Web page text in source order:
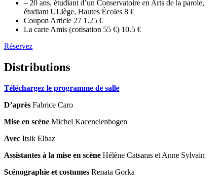
– 20 ans, étudiant d’un Conservatoire en Arts de la parole,
étudiant ULiège, Hautes Écoles 8 €
Coupon Article 27 1.25 €
La carte Amis (cotisation 55 €) 10.5 €
Réservez
Distributions
Téléchargez le programme de salle
D’après Fabrice Caro
Mise en scène Michel Kacenelenbogen
Avec Itsik Elbaz
Assistantes à la mise en scène Hélène Catsaras et Anne Sylvain
Scénographie et costumes Renata Gorka